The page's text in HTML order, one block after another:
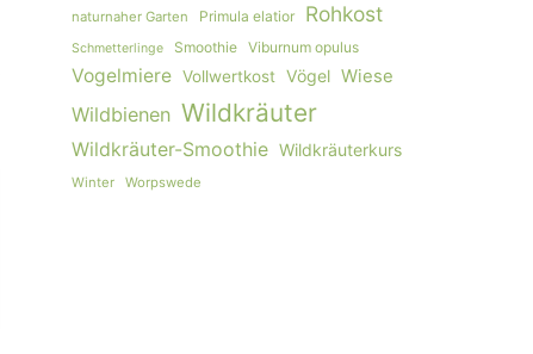
naturnaher Garten Primula elatior Rohkost
Schmetterlinge Smoothie Viburnum opulus
Vogelmiere Vollwertkost Vögel Wiese
Wildbienen Wildkräuter
Wildkräuter-Smoothie Wildkräuterkurs
Winter Worpswede